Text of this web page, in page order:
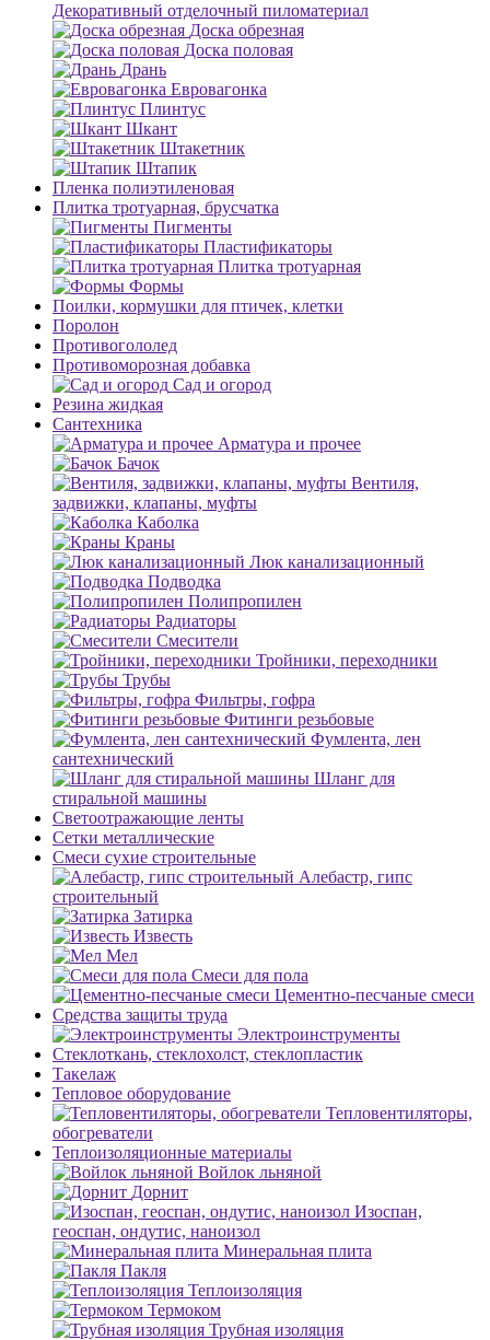
Декоративный отделочный пиломатериал
Доска обрезная
Доска половая
Дрань
Евровагонка
Плинтус
Шкант
Штакетник
Штапик
Пленка полиэтиленовая
Плитка тротуарная, брусчатка
Пигменты
Пластификаторы
Плитка тротуарная
Формы
Поилки, кормушки для птичек, клетки
Поролон
Противогололед
Противоморозная добавка
Сад и огород
Резина жидкая
Сантехника
Арматура и прочее
Бачок
Вентиля,
задвижки, клапаны, муфты
Каболка
Краны
Люк канализационный
Подводка
Полипропилен
Радиаторы
Смесители
Тройники, переходники
Трубы
Фильтры, гофра
Фитинги резьбовые
Фумлента, лен
сантехнический
Шланг для
стиральной машины
Светоотражающие ленты
Сетки металлические
Смеси сухие строительные
Алебастр, гипс
строительный
Затирка
Известь
Мел
Смеси для пола
Цементно-песчаные смеси
Средства защиты труда
Электроинструменты
Стеклоткань, стеклохолст, стеклопластик
Такелаж
Тепловое оборудование
Тепловентиляторы,
обогреватели
Теплоизоляционные материалы
Войлок льняной
Дорнит
Изоспан,
геоспан, ондутис, наноизол
Минеральная плита
Пакля
Теплоизоляция
Термоком
Трубная изоляция